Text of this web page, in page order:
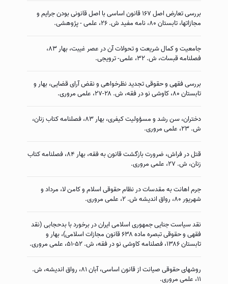
بررسى تعارض اصل ۱۶۷ قانون اساسى با اصل قانونى بودن جرایم و
مجازاتها، تابستان ۸۰، نامه مفید ش. ۲۶، علمی - پژوهشی.
جامعیت و كمال شریعت و تحولات آن در عصر غیبت، بهار ۸۳،
فصلنامه قبسات، ش. ۳۲، علمی- ترویجی.
بررسی فقهى و حقوقى تجدید نظرخواهی و نقض آراى قضایى، بهار و
تابستان ۸۰، کاوشی نو در فقه، ش. ۲۸-۲۷، علمی مروری.
دختران، سن رشد و مسؤولیت كیفرى، بهار ۸۳، فصلنامه كتاب زنان،
ش. ۲۳، علمی مروری.
قتل در فراش، ضرورت بازگشت قانون به فقه، بهار ۸۴، فصلنامه كتاب
زنان، ش. ۲۷، علمی مروری.
جرم اهانت به مقدسات در نظام حقوقى اسلام و كامن لا، مرداد و
شهریور ۸۰، رواق اندیشه ش. ۲، علمی مروری.
نقد سیاست جنایی جمهوری اسلامی ایران در برخورد با بدحجابی (نقد
فقهی و حقوقی تبصره ماده ۶۳۸ قانون مجازات اسلامی)، بهار و
تابستان ۱۳۸۶، فصلنامه کاوشی نو در فقه، ش. ۵۲-۵۱، علمی مروری.
روشهاى حقوقى صیانت از قانون اساسى، آبان ۸۱، رواق اندیشه، ش.
۱۱، علمی مروری.